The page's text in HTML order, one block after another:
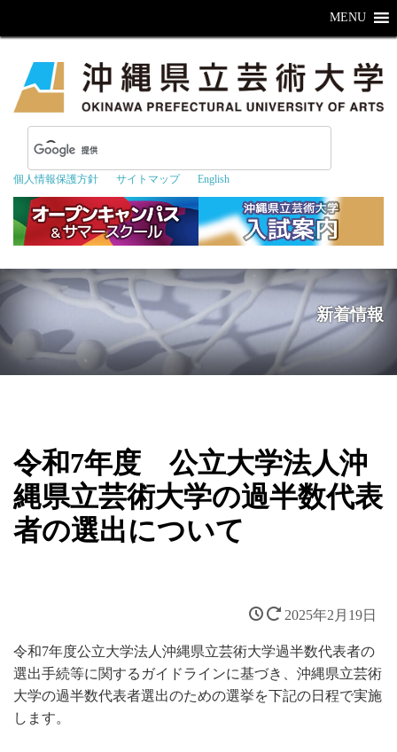
個人情報保護方針 サイトマップ English
MENU
新着情報
令和7年度 公立大学法人沖
縄県立芸術大学の過半数代表
者の選出について
2025年2月19日
令和7年度公立大学法人沖縄県立芸術大学過半数代表者の
選出手続等に関するガイドラインに基づき、沖縄県立芸術
大学の過半数代表者選出のための選挙を下記の日程で実施
します。